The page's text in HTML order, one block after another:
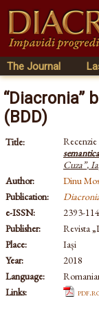
The Journal
“Diacronia”
(BDD)
Title:
Cuza”,
Author:
Dinu
Publication:
e-ISSN:
2393-
Publisher:
Revista
Place:
Iași
Year:
2018
Language:
Links: